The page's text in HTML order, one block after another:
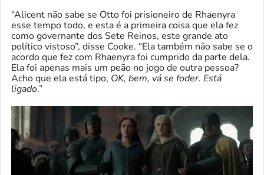
“Alicent não sabe se Otto foi prisioneiro de Rhaenyra
esse tempo todo, e esta é a primeira coisa que ela fez
como governante dos Sete Reinos, este grande ato
político vistoso”, disse Cooke. “Ela também não sabe se o
acordo que fez com Rhaenyra foi cumprido da parte dela.
Ela foi apenas mais um peão no jogo de outra pessoa?
Acho que ela está tipo, OK, bem, vá se foder. Está
ligado.”